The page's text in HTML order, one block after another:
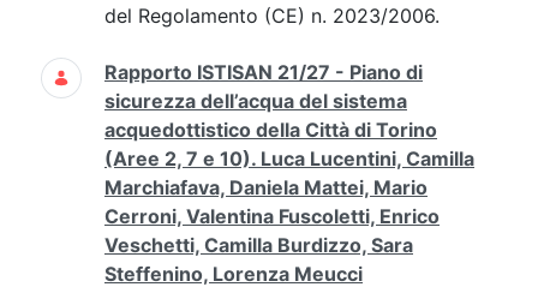
del Regolamento (CE) n. 2023/2006.
Rapporto ISTISAN 21/27 - Piano di
sicurezza dell’acqua del sistema
acquedottistico della Città di Torino
(Aree 2, 7 e 10). Luca Lucentini, Camilla
Marchiafava, Daniela Mattei, Mario
Cerroni, Valentina Fuscoletti, Enrico
Veschetti, Camilla Burdizzo, Sara
Steffenino, Lorenza Meucci